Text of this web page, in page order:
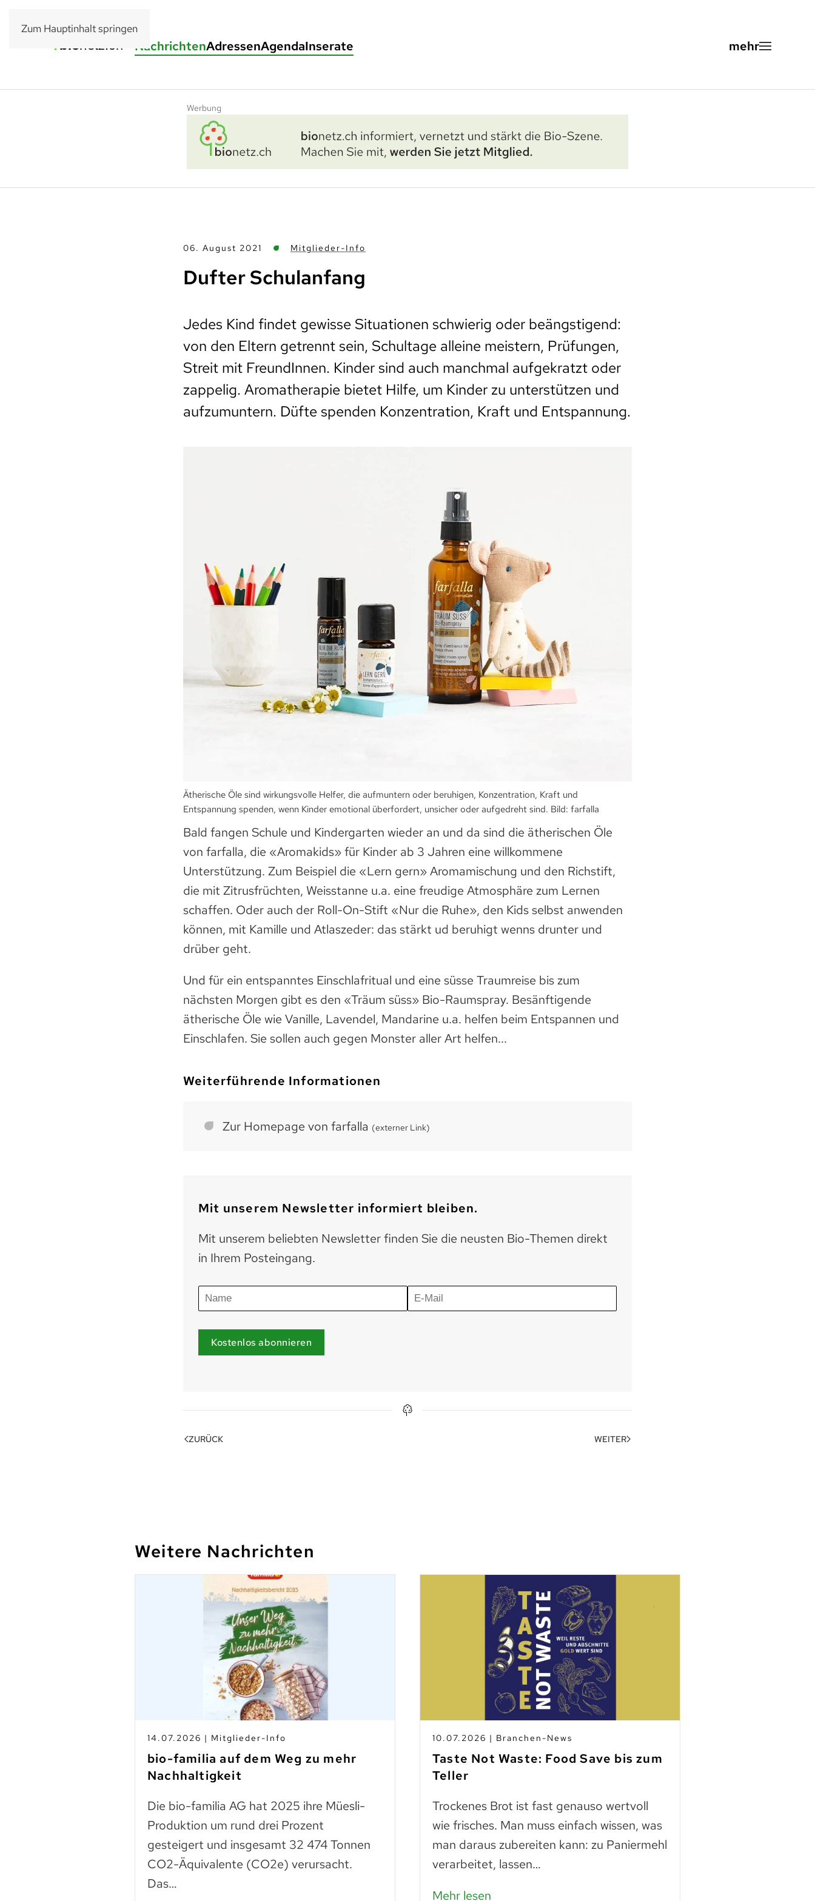
Zum Hauptinhalt springen
NachrichtenAdressenAgendaInserate
Werbung
06. August 2021 Mitglieder-Info
Dufter Schulanfang
Jedes Kind findet gewisse Situationen schwierig oder beängstigend:
von den Eltern getrennt sein, Schultage alleine meistern, Prüfungen,
Streit mit FreundInnen. Kinder sind auch manchmal aufgekratzt oder
zappelig. Aromatherapie bietet Hilfe, um Kinder zu unterstützen und
aufzumuntern. Düfte spenden Konzentration, Kraft und Entspannung.
Ätherische Öle sind wirkungsvolle Helfer, die aufmuntern oder beruhigen, Konzentration, Kraft und
Entspannung spenden, wenn Kinder emotional überfordert, unsicher oder aufgedreht sind. Bild: farfalla
Bald fangen Schule und Kindergarten wieder an und da sind die ätherischen Öle
von farfalla, die «Aromakids» für Kinder ab 3 Jahren eine willkommene
Unterstützung. Zum Beispiel die «Lern gern» Aromamischung und den Richstift,
die mit Zitrusfrüchten, Weisstanne u.a. eine freudige Atmosphäre zum Lernen
schaffen. Oder auch der Roll-On-Stift «Nur die Ruhe», den Kids selbst anwenden
können, mit Kamille und Atlaszeder: das stärkt ud beruhigt wenns drunter und
drüber geht.
Und für ein entspanntes Einschlafritual und eine süsse Traumreise bis zum
nächsten Morgen gibt es den «Träum süss» Bio-Raumspray. Besänftigende
ätherische Öle wie Vanille, Lavendel, Mandarine u.a. helfen beim Entspannen und
Einschlafen. Sie sollen auch gegen Monster aller Art helfen...
Weiterführende Informationen
Zur Homepage von farfalla (externer Link)
Mit unserem Newsletter informiert bleiben.
Mit unserem beliebten Newsletter finden Sie die neusten Bio-Themen direkt
in Ihrem Posteingang.
Kostenlos abonnieren
ZURÜCK WEITER
Weitere Nachrichten
14.07.2026 | Mitglieder-Info
bio-familia auf dem Weg zu mehr
Nachhaltigkeit
Die bio-familia AG hat 2025 ihre Müesli-
Produktion um rund drei Prozent
gesteigert und insgesamt 32 474 Tonnen
CO2-Äquivalente (CO2e) verursacht.
Das…
10.07.2026 | Branchen-News
Taste Not Waste: Food Save bis zum
Teller
Trockenes Brot ist fast genauso wertvoll
wie frisches. Man muss einfach wissen, was
man daraus zubereiten kann: zu Paniermehl
verarbeitet, lassen…
Mehr lesen